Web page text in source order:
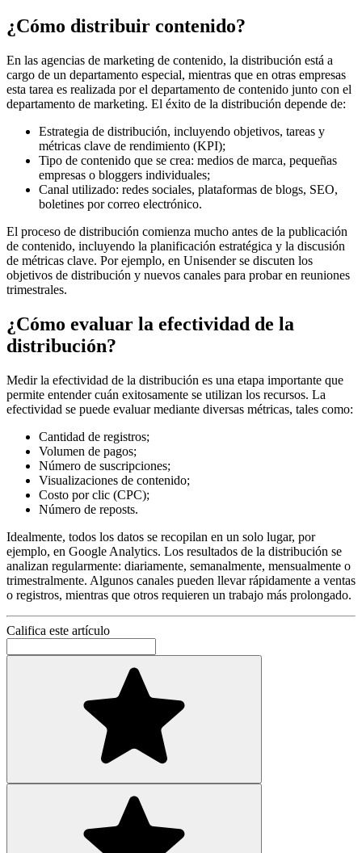
¿Cómo distribuir contenido?
En las agencias de marketing de contenido, la distribución está a
cargo de un departamento especial, mientras que en otras empresas
esta tarea es realizada por el departamento de contenido junto con el
departamento de marketing. El éxito de la distribución depende de:
Estrategia de distribución, incluyendo objetivos, tareas y
métricas clave de rendimiento (KPI);
Tipo de contenido que se crea: medios de marca, pequeñas
empresas o bloggers individuales;
Canal utilizado: redes sociales, plataformas de blogs, SEO,
boletines por correo electrónico.
El proceso de distribución comienza mucho antes de la publicación
de contenido, incluyendo la planificación estratégica y la discusión
de métricas clave. Por ejemplo, en Unisender se discuten los
objetivos de distribución y nuevos canales para probar en reuniones
trimestrales.
¿Cómo evaluar la efectividad de la
distribución?
Medir la efectividad de la distribución es una etapa importante que
permite entender cuán exitosamente se utilizan los recursos. La
efectividad se puede evaluar mediante diversas métricas, tales como:
Cantidad de registros;
Volumen de pagos;
Número de suscripciones;
Visualizaciones de contenido;
Costo por clic (CPC);
Número de reposts.
Idealmente, todos los datos se recopilan en un solo lugar, por
ejemplo, en Google Analytics. Los resultados de la distribución se
analizan regularmente: diariamente, semanalmente, mensualmente o
trimestralmente. Algunos canales pueden llevar rápidamente a ventas
o registros, mientras que otros requieren un trabajo más prolongado.
Califica este artículo